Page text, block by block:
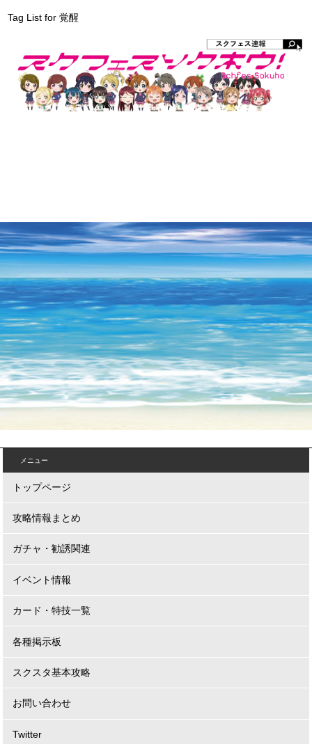
Tag List for 覚醒
メニュー
トップページ
攻略情報まとめ
ガチャ・勧誘関連
イベント情報
カード・特技一覧
各種掲示板
スクスタ基本攻略
お問い合わせ
Twitter